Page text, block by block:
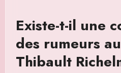
Existe-t-il une
des rumeurs
Thibault